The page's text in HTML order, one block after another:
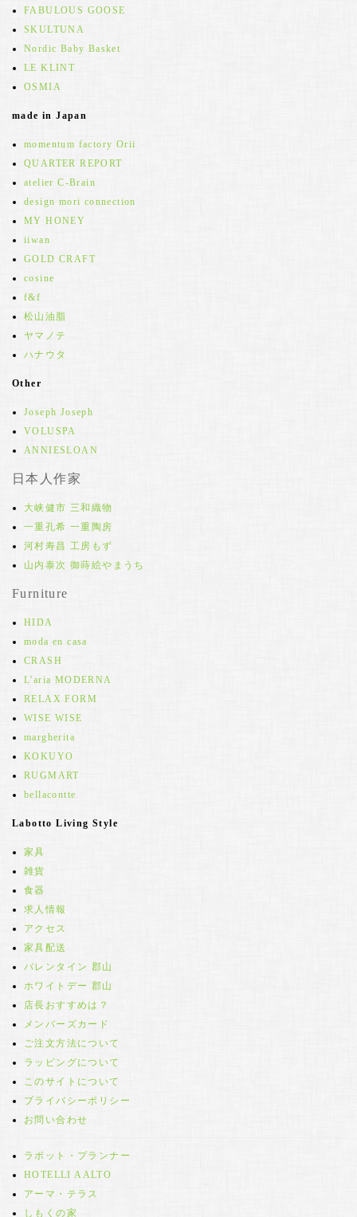
FABULOUS GOOSE
SKULTUNA
Nordic Baby Basket
LE KLINT
OSMIA
made in Japan
momentum factory Orii
QUARTER REPORT
atelier C-Brain
design mori connection
MY HONEY
iiwan
GOLD CRAFT
cosine
f&f
松山油脂
ヤマノテ
ハナウタ
Other
Joseph Joseph
VOLUSPA
ANNIESLOAN
日本人作家
大峡健市 三和織物
一重孔希 一重陶房
河村寿昌 工房もず
山内泰次 御蒔絵やまうち
Furniture
HIDA
moda en casa
CRASH
L'aria MODERNA
RELAX FORM
WISE WISE
margherita
KOKUYO
RUGMART
bellacontte
Labotto Living Style
家具
雑貨
食器
求人情報
アクセス
家具配送
バレンタイン 郡山
ホワイトデー 郡山
店長おすすめは？
メンバーズカード
ご注文方法について
ラッピングについて
このサイトについて
プライバシーポリシー
お問い合わせ
ラボット・プランナー
HOTELLI AALTO
アーマ・テラス
しもくの家